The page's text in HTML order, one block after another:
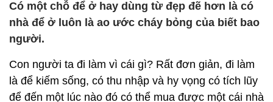
Có một chỗ để ở hay dùng từ đẹp đẽ hơn là có
nhà để ở luôn là ao ước cháy bỏng của biết bao
người.
Con người ta đi làm vì cái gì? Rất đơn giản, đi làm
là để kiếm sống, có thu nhập và hy vọng có tích lũy
để đến một lúc nào đó có thể mua được một cái nhà